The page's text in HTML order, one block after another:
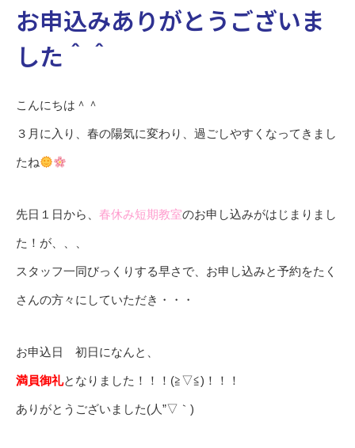
お申込みありがとうございま
した＾＾
こんにちは＾＾
３月に入り、春の陽気に変わり、過ごしやすくなってきまし
たね
先日１日から、 春休み短期教室のお申し込みがはじまりまし
た！が、、、
スタッフ一同びっくりする早さで、お申し込みと予約をたく
さんの方々にしていただき・・・
お申込日 初日になんと、
満員御礼となりました！！！(≧▽≦)！！！
ありがとうございました(人”▽｀)